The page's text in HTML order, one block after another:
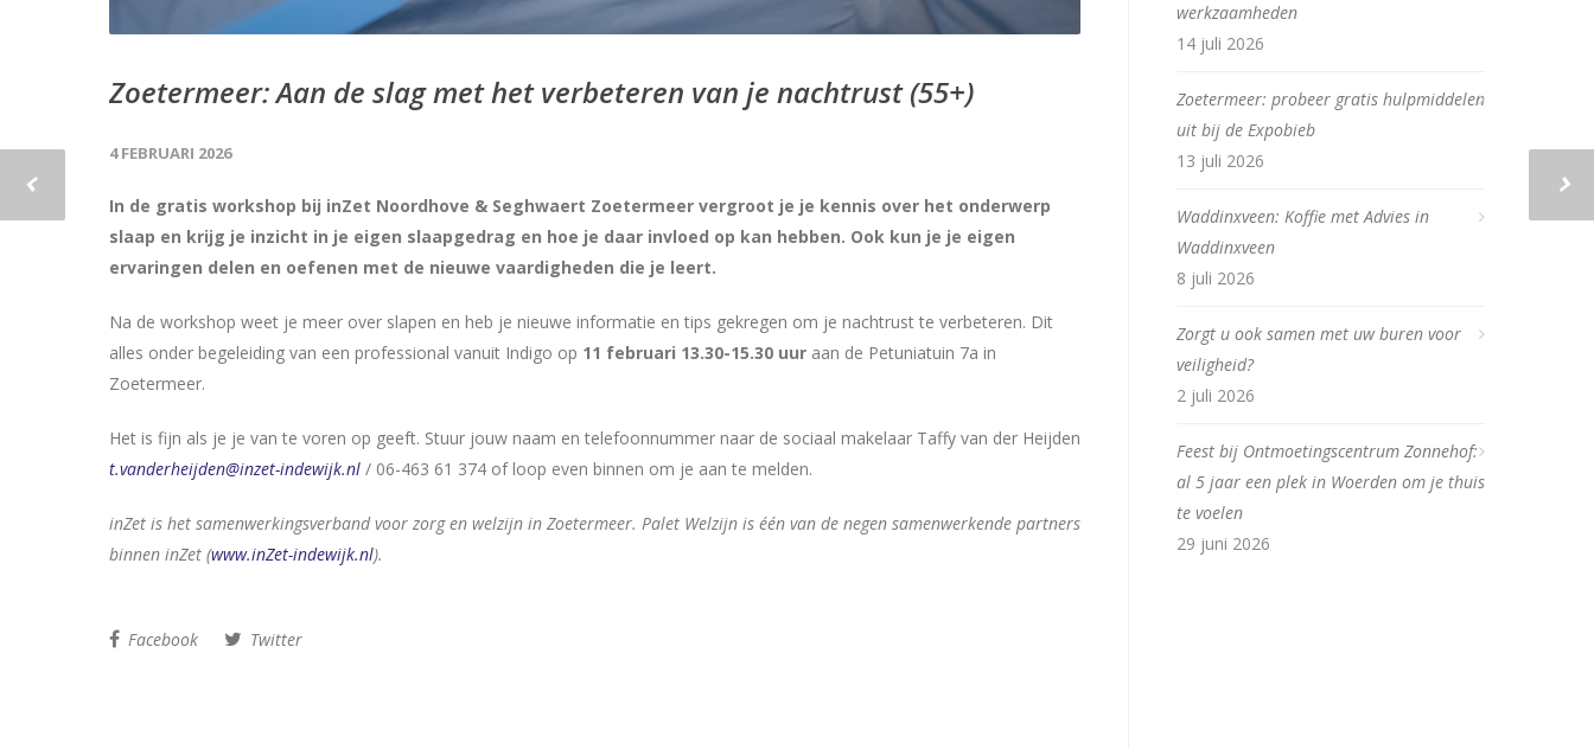
Zoetermeer: Aan de slag met het verbeteren van je nachtrust (55+)
4 FEBRUARI 2026
In de gratis workshop bij inZet Noordhove & Seghwaert Zoetermeer vergroot je je kennis over het onderwerp
slaap en krijg je inzicht in je eigen slaapgedrag en hoe je daar invloed op kan hebben. Ook kun je je eigen
ervaringen delen en oefenen met de nieuwe vaardigheden die je leert.
Na de workshop weet je meer over slapen en heb je nieuwe informatie en tips gekregen om je nachtrust te verbeteren. Dit
alles onder begeleiding van een professional vanuit Indigo op 11 februari 13.30-15.30 uur aan de Petuniatuin 7a in
Zoetermeer.
Het is fijn als je je van te voren op geeft. Stuur jouw naam en telefoonnummer naar de sociaal makelaar Taffy van der Heijden
t.vanderheijden@inzet-indewijk.nl / 06-463 61 374 of loop even binnen om je aan te melden.
inZet is het samenwerkingsverband voor zorg en welzijn in Zoetermeer. Palet Welzijn is één van de negen samenwerkende partners
binnen inZet (www.inZet-indewijk.nl).
Facebook Twitter
werkzaamheden
14 juli 2026
Zoetermeer: probeer gratis hulpmiddelen
uit bij de Expobieb
13 juli 2026
Waddinxveen: Koffie met Advies in
Waddinxveen
8 juli 2026
Zorgt u ook samen met uw buren voor
veiligheid?
2 juli 2026
Feest bij Ontmoetingscentrum Zonnehof:
al 5 jaar een plek in Woerden om je thuis
te voelen
29 juni 2026